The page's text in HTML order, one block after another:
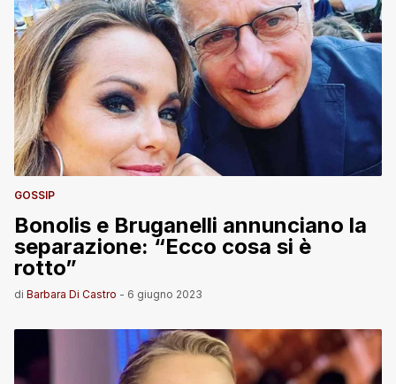
GOSSIP
Bonolis e Bruganelli annunciano la
separazione: “Ecco cosa si è
rotto”
di Barbara Di Castro - 6 giugno 2023